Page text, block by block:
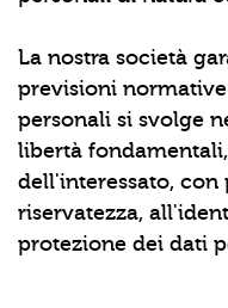
La nostra società
previsioni
personali si svolge
libertà
dell'interessato,
riservatezza,
protezione dei dati